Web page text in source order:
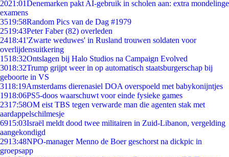
2021:01Denemarken pakt AI-gebruik in scholen aan: extra mondelinge
examens
3519:58Random Pics van de Dag #1979
2519:43Peter Faber (82) overleden
2418:41'Zwarte weduwes' in Rusland trouwen soldaten voor
overlijdensuitkering
1518:32Ontslagen bij Halo Studios na Campaign Evolved
3018:32Trump grijpt weer in op automatisch staatsburgerschap bij
geboorte in VS
3118:19Amsterdams dierenasiel DOA overspoeld met babykonijntjes
1918:06PS5-doos waarschuwt voor einde fysieke games
2317:58OM eist TBS tegen verwarde man die agenten stak met
aardappelschilmesje
6915:03Israël meldt dood twee militairen in Zuid-Libanon, vergelding
aangekondigd
2913:48NPO-manager Menno de Boer geschorst na dickpic in
groepsapp